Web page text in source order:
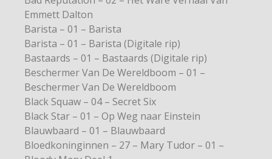
Emmett Dalton
Barista – 01 – Barista
Barista – 01 – Barista (Digitale rip)
Bastaards – 01 – Bastaards (Digitale rip)
Beschermer Van De Wereldboom – 01 –
Beschermer Van De Wereldboom
Black Squaw – 04 – Secret Six
Black Star – 01 – Op Weg naar Einstein
Blauwbaard – 01 – Blauwbaard
Bloedkoninginnen – 27 – Mary Tudor – 01 –